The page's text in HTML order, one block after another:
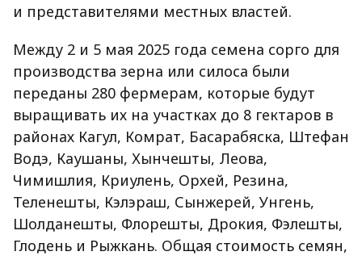
и представителями местных властей.
Между 2 и 5 мая 2025 года семена сорго для
производства зерна или силоса были
переданы 280 фермерам, которые будут
выращивать их на участках до 8 гектаров в
районах Кагул, Комрат, Басарабяска, Штефан
Водэ, Каушаны, Хынчешты, Леова,
Чимишлия, Криулень, Орхей, Резина,
Теленешты, Кэлэраш, Сынжерей, Унгень,
Шолданешты, Флорешты, Дрокия, Фэлешты,
Глодень и Рыжкань. Общая стоимость семян,